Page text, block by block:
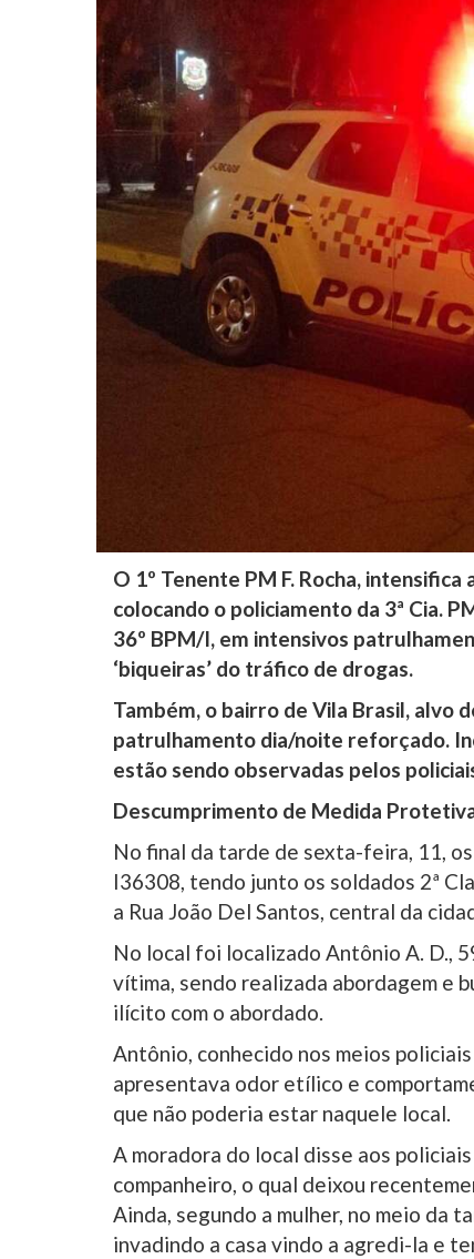
O 1º Tenente PM F. Rocha,
colocando o policiamento da 3ª Cia.
36º BPM/I, em intensivos
‘biqueiras’ do tráfico de drogas.
Também, o bairro de Vila Brasil, alvo
patrulhamento dia/noite reforçado.
estão sendo observadas pelos
Descumprimento de Medida
No final da tarde de sexta-feira, 11,
I36308, tendo junto os soldados 2ª
a Rua João Del Santos, central da
No local foi localizado Antônio A. D.,
vítima, sendo realizada abordagem e
ilícito com o abordado.
Antônio, conhecido nos meios
apresentava odor etílico e
que não poderia estar naquele local.
A moradora do local disse aos
companheiro, o qual deixou
Ainda, segundo a mulher, no meio da
invadindo a casa vindo a agredi-la e